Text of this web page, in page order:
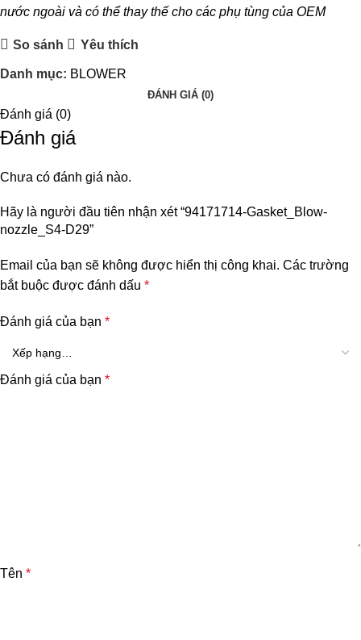
nước ngoài và có thể thay thế cho các phụ tùng của OEM
So sánh Yêu thích
Danh mục: BLOWER
ĐÁNH GIÁ (0)
Đánh giá (0)
Đánh giá
Chưa có đánh giá nào.
Hãy là người đầu tiên nhận xét “94171714-Gasket_Blow-
nozzle_S4-D29”
Email của bạn sẽ không được hiển thị công khai. Các trường
bắt buộc được đánh dấu *
Đánh giá của bạn *
Đánh giá của bạn *
Tên *